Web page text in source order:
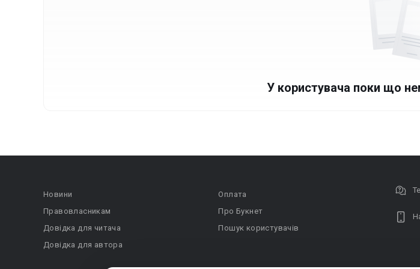
У користувача поки що
Новини
Правовласникам
Довідка для читача
Довідка для автора
Оплата
Про Букнет
Пошук користувачів